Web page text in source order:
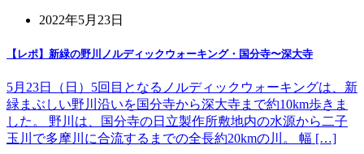
2022年5月23日
【レポ】新緑の野川ノルディックウォーキング・国分寺〜深大寺
5月23日（日）5回目となるノルディックウォーキングは、新
緑まぶしい野川沿いを国分寺から深大寺まで約10km歩きま
した。 野川は、国分寺の日立製作所敷地内の水源から二子
玉川で多摩川に合流するまでの全長約20kmの川。 幅 […]